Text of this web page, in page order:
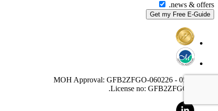
news & offers.
MOH Approval: GFB2ZFGO-060226 - 05/02/2027
License no: GFB2ZFGO-060226.